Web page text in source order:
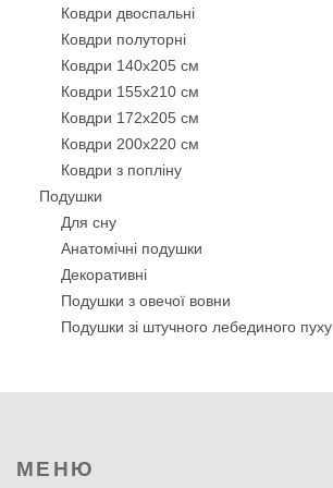
Ковдри двоспальні
Ковдри полуторні
Ковдри 140х205 см
Ковдри 155х210 см
Ковдри 172х205 см
Ковдри 200х220 см
Ковдри з попліну
Подушки
Для сну
Анатомічні подушки
Декоративнi
Подушки з овечої вовни
Подушки зі штучного лебединого пуху
МЕНЮ